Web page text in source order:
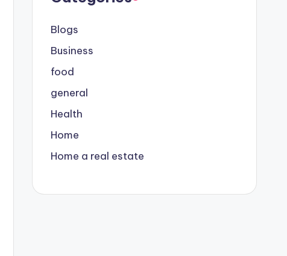
Blogs
Business
food
general
Health
Home
Home a real estate